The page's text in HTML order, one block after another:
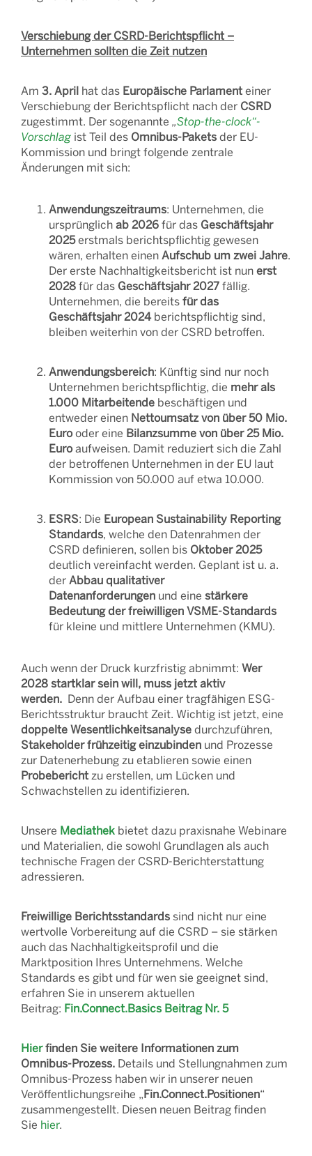
Verschiebung der CSRD-Berichtspflicht –
Unternehmen sollten die Zeit nutzen
Am 3. April hat das Europäische Parlamenteiner
Verschiebung der Berichtspflicht nach der CSRD
zugestimmt. Der sogenannte „Stop-the-clock“-
Vorschlag ist Teil des Omnibus-Paketsder EU-
Kommission und bringt folgende zentrale
Änderungen mit sich:
Anwendungszeitraums: Unternehmen, die
ursprünglichab 2026für das Geschäftsjahr
2025erstmals berichtspflichtig gewesen
wären, erhalten einen Aufschub um zwei Jahre.
Der erste Nachhaltigkeitsbericht ist nunerst
2028für das Geschäftsjahr 2027fällig.
Unternehmen, die bereitsfür das
Geschäftsjahr 2024berichtspflichtig sind,
bleiben weiterhin von der CSRD betroffen.
Anwendungsbereich: Künftig sind nur noch
Unternehmen berichtspflichtig, die mehr als
1.000 Mitarbeitende beschäftigen und
entweder einen Nettoumsatz von über 50 Mio.
Eurooder eine Bilanzsumme von über 25 Mio.
Euroaufweisen. Damit reduziert sich die Zahl
der betroffenen Unternehmen in der EU laut
Kommission von 50.000 auf etwa 10.000.
ESRS: Die European Sustainability Reporting
Standards, welche den Datenrahmen der
CSRD definieren, sollen bis Oktober 2025
deutlich vereinfacht werden. Geplant ist u. a.
der Abbau qualitativer
Datenanforderungen und eine stärkere
Bedeutung der freiwilligen VSME-Standards
für kleine und mittlere Unternehmen (KMU).
Auch wenn der Druck kurzfristig abnimmt: Wer
2028 startklar sein will, muss jetzt aktiv
werden. Denn der Aufbau einer tragfähigen ESG-
Berichtsstruktur braucht Zeit. Wichtig ist jetzt, eine
doppelte Wesentlichkeitsanalysedurchzuführen,
Stakeholder frühzeitig einzubinden und Prozesse
zur Datenerhebung zu etablieren sowie einen
Probebericht zu erstellen, um Lücken und
Schwachstellen zu identifizieren.
Unsere Mediathek bietet dazu praxisnahe Webinare
und Materialien, die sowohl Grundlagen als auch
technische Fragen der CSRD-Berichterstattung
adressieren.
Freiwillige Berichtsstandardssind nicht nur eine
wertvolle Vorbereitung auf die CSRD – sie stärken
auch das Nachhaltigkeitsprofil und die
Marktposition Ihres Unternehmens. Welche
Standards es gibt und für wen sie geeignet sind,
erfahren Sie in unserem aktuellen
Beitrag: Fin.Connect.Basics Beitrag Nr. 5
Hierfinden Sie weitere Informationen zum
Omnibus-Prozess. Details und Stellungnahmen zum
Omnibus-Prozess haben wir in unserer neuen
Veröffentlichungsreihe „Fin.Connect.Positionen“
zusammengestellt. Diesen neuen Beitrag finden
Sie hier.